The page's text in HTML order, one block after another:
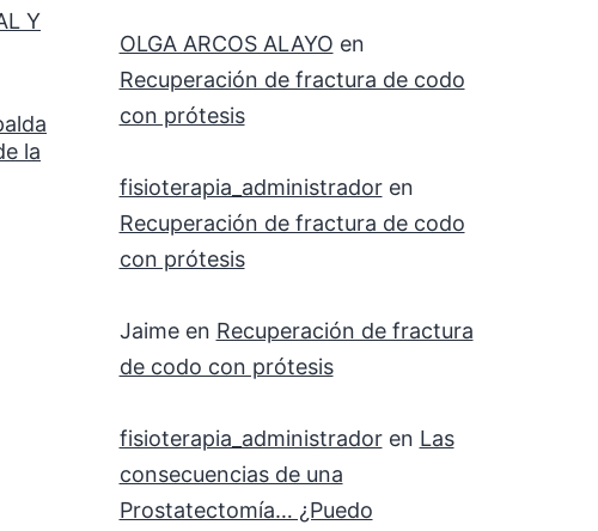
Y
la
OLGA ARCOS ALAYO en
Recuperación de fractura de codo
con prótesis
fisioterapia_administradoren
Recuperación de fractura de codo
con prótesis
Jaimeen Recuperación de fractura
de codo con prótesis
fisioterapia_administradoren Las
consecuencias de una
Prostatectomía… ¿Puedo